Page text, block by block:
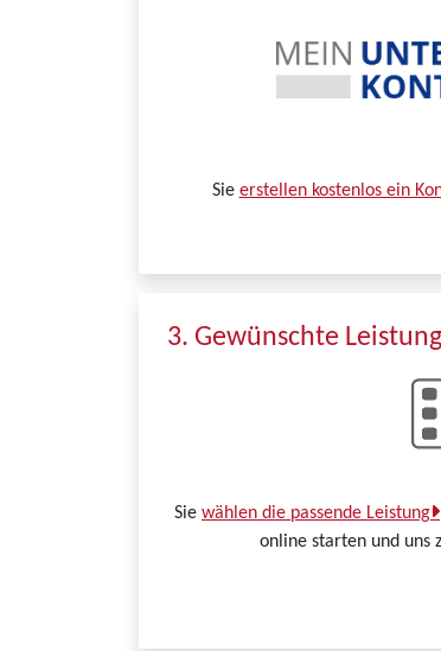
Sie erstellen kostenlos ein
3. Gewünschte
Sie wählen die passende Leistung
online starten und uns